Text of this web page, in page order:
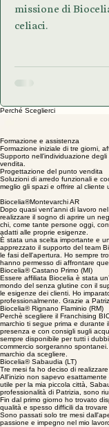
Biocelia
celiaci.
Perché Sceglierci
I vantaggi di scegliere Biocelia®
Entra in un settore specializzato
un’identità di marca riconoscibile
Formazione e assistenza
Formazione iniziale di tre giorni,
Supporto nell’individuazione
vendita.
Progettazione del punto vendita
Soluzioni di arredo funzionali e
meglio gli spazi e offrire al
Le recensioni dei nostri punti
Biocelia®Montevarchi AR
Dopo quasi vent'anni di lavoro
realizzare il sogno di aprire un
chi, come tante persone oggi,
adatti alle proprie esigenze.
È stata una scelta importante e
apprezzato il supporto del team
le fasi dell'apertura. Ho sempre
hanno permesso di affrontare
Biocelia® Castano Primo (MI)
Essere affiliata Biocelia è stata
mondo del senza glutine con il
le esigenze dei clienti. Ho
professionalmente. Grazie a
Biocelia® Rignano Flaminio (RM)
Perchè scegliere il Franchising
marchio ti segue prima e durante
presenza e con consigli sugli
sempre disponibile per tutti i
commercio sorgeranno
marchio da scegliere.
Biocelia® Sabaudia (LT)
Tre mesi fa ho deciso di
All'inizio non sapevo